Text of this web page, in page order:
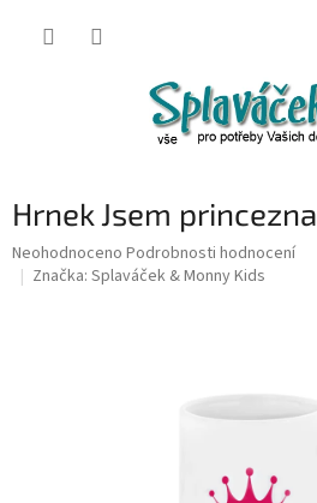
Hrnek Jsem princezna
Průměrné
hodnocení
Neohodnoceno Podrobnosti hodnocení
Značka: Splaváček & Monny Kids